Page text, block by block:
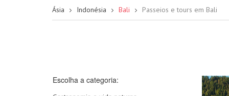
Ásia Indonésia Bali Passeios e tours em Bali
Escolha a categoria: